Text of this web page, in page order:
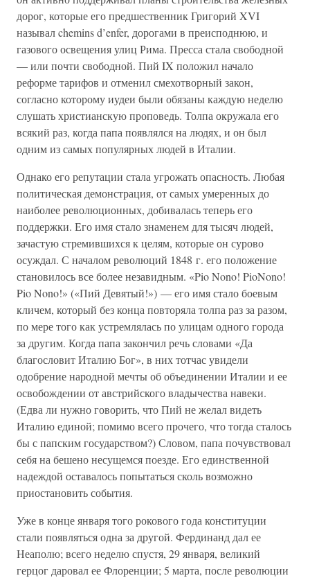
дорог, которые его предшественник Григорий XVI
называл chemins d’enfer, дорогами в преисподнюю, и
газового освещения улиц Рима. Пресса стала свободной
— или почти свободной. Пий IX положил начало
реформе тарифов и отменил смехотворный закон,
согласно которому иудеи были обязаны каждую неделю
слушать христианскую проповедь. Толпа окружала его
всякий раз, когда папа появлялся на людях, и он был
одним из самых популярных людей в Италии.
Однако его репутации стала угрожать опасность. Любая
политическая демонстрация, от самых умеренных до
наиболее революционных, добивалась теперь его
поддержки. Его имя стало знаменем для тысяч людей,
зачастую стремившихся к целям, которые он сурово
осуждал. С началом революций 1848 г. его положение
становилось все более незавидным. «Pio Nono! PioNono!
Pio Nono!» («Пий Девятый!») — его имя стало боевым
кличем, который без конца повторяла толпа раз за разом,
по мере того как устремлялась по улицам одного города
за другим. Когда папа закончил речь словами «Да
благословит Италию Бог», в них тотчас увидели
одобрение народной мечты об объединении Италии и ее
освобождении от австрийского владычества навеки.
(Едва ли нужно говорить, что Пий не желал видеть
Италию единой; помимо всего прочего, что тогда сталось
бы с папским государством?) Словом, папа почувствовал
себя на бешено несущемся поезде. Его единственной
надеждой оставалось попытаться сколь возможно
приостановить события.
Уже в конце января того рокового года конституции
стали появляться одна за другой. Фердинанд дал ее
Неаполю; всего неделю спустя, 29 января, великий
герцог даровал ее Флоренции; 5 марта, после революции